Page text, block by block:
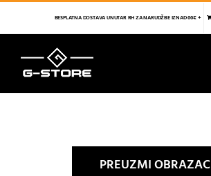
Skip
content
BESPLATNA DOSTAVA UNUTAR RH ZA NARUDŽBE IZNAD 66€ +
PREUZMI OBRAZAC